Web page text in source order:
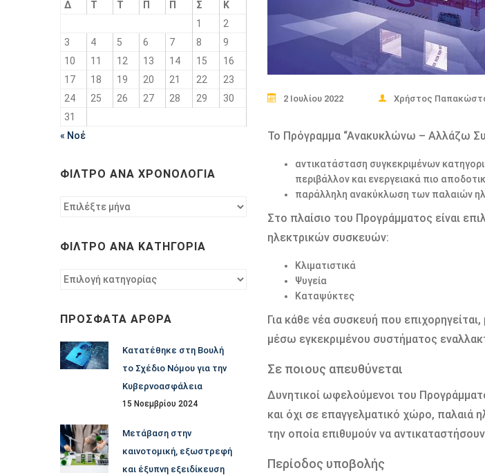
2 Ιουλίου 2022 Χρήστος
Το Πρόγραμμα “Ανακυκλώνω – Αλλάζω
αντικατάσταση συγκεκριμένων
περιβάλλον και ενεργειακά πιο
παράλληλη ανακύκλωση των παλαιών
Στο πλαίσιο του Προγράμματος είναι
ηλεκτρικών συσκευών:
Κλιματιστικά
Ψυγεία
Καταψύκτες
Για κάθε νέα συσκευή που
μέσω εγκεκριμένου συστήματος
Σε ποιους απευθύνεται
Δυνητικοί ωφελούμενοι του
και όχι σε επαγγελματικό χώρο, παλαιά
την οποία επιθυμούν να
Περίοδος υποβολής
Δ
Τ Τ Π Π Σ
Κ
1
2
3
4 5 6 7 8
9
10
11 12 13 14 15
16
17
18 19 20 21 22
23
24
25 26 27 28 29
30
31
« Νοέ
ΦΊΛΤΡΟ ΑΝΆ ΧΡΟΝΟΛΟΓΊΑ
Φίλτρο
ΦΊΛΤΡΟ ΑΝΆ ΚΑΤΗΓΟΡΊΑ
Φίλτρο
ΠΡΌΣΦΑΤΑ ΆΡΘΡΑ
Κατατέθηκε στη Βουλή
το Σχέδιο Νόμου για την
Κυβερνοασφάλεια
15 Νοεμβρίου 2024
Μετάβαση στην
καινοτομική, εξωστρεφή
και έξυπνη εξειδίκευση